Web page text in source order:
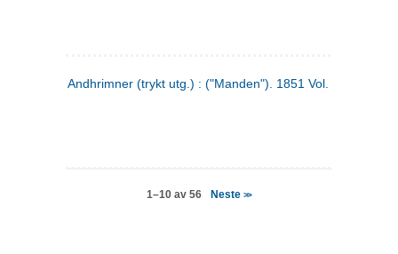
Andhrimner (trykt utg.) : ("Manden"). 1851 Vol. 1 Nr. 6
1–10 av 56 Neste>>